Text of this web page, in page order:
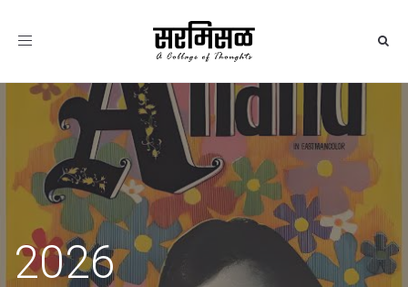
Toggle
2026